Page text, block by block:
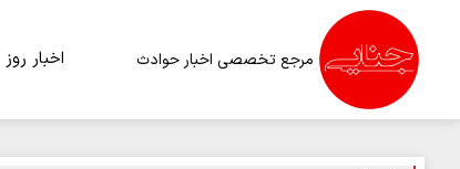
مرجع تخصصی اخبار حوادث اخبار روز